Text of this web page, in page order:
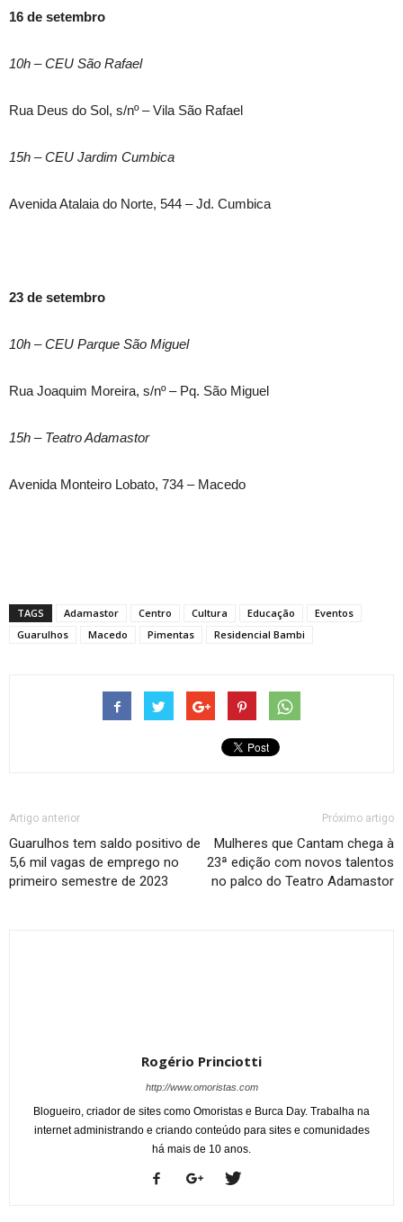
16 de setembro
10h – CEU São Rafael
Rua Deus do Sol, s/nº – Vila São Rafael
15h – CEU Jardim Cumbica
Avenida Atalaia do Norte, 544 – Jd. Cumbica
23 de setembro
10h – CEU Parque São Miguel
Rua Joaquim Moreira, s/nº – Pq. São Miguel
15h – Teatro Adamastor
Avenida Monteiro Lobato, 734 – Macedo
TAGS Adamastor Centro Cultura Educação
Eventos
Guarulhos
Macedo Pimentas Residencial Bambi
Artigo anterior
Guarulhos tem saldo positivo de
5,6 mil vagas de emprego no
primeiro semestre de 2023
Próximo artigo
Mulheres que Cantam chega à
23ª edição com novos talentos
no palco do Teatro Adamastor
Rogério Princiotti
http://www.omoristas.com
Blogueiro, criador de sites como Omoristas e Burca Day. Trabalha na
internet administrando e criando conteúdo para sites e comunidades
há mais de 10 anos.